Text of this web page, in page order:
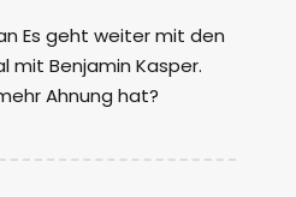
Es geht weiter mit den
mit Benjamin Kasper.
Ahnung hat?